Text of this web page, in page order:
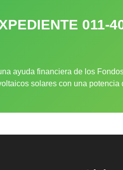
011-
ayuda financiera de los
solares con una potencia